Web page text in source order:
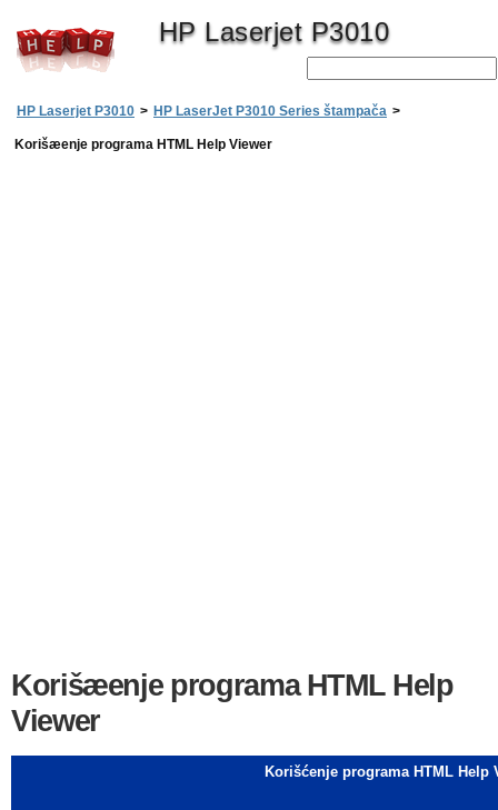
HP Laserjet P3010
HP Laserjet P3010 > HP LaserJet P3010 Series štampača >
Korišæenje programa HTML Help Viewer
Korišæenje programa HTML Help
Viewer
Korišćenje programa HTML Help